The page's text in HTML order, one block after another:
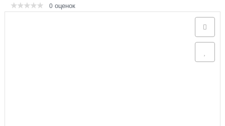
0 оценок
Серверы и СХД